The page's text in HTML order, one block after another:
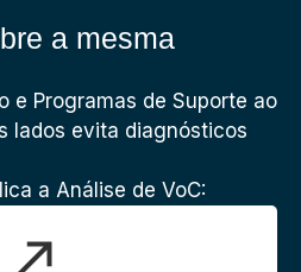
a mesma
e Programas de Suporte ao
lados evita diagnósticos
a Análise de VoC: